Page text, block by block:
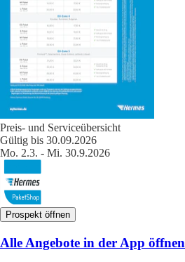
Preis- und Serviceübersicht
Gültig bis 30.09.2026
Mo. 2.3. - Mi. 30.9.2026
Prospekt öffnen
Alle Angebote in der App öffnen